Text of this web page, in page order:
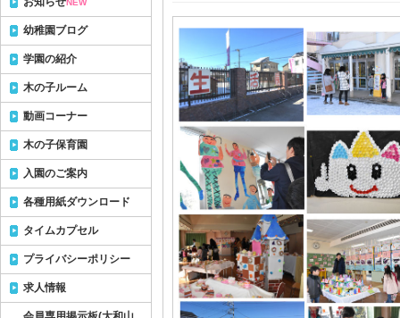
NEW
幼稚園ブログ
学園の紹介
木の子ルーム
動画コーナー
木の子保育園
入園のご案内
各種用紙ダウンロード
タイムカプセル
プライバシーポリシー
求人情報